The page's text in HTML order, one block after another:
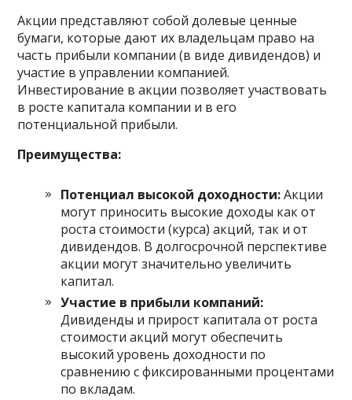
Акции представляют собой долевые ценные
бумаги, которые дают их владельцам право на
часть прибыли компании (в виде дивидендов) и
участие в управлении компанией.
Инвестирование в акции позволяет участвовать
в росте капитала компании и в его
потенциальной прибыли.
Преимущества:
Потенциал высокой доходности:Акции
могут приносить высокие доходы как от
роста стоимости (курса) акций, так и от
дивидендов. В долгосрочной перспективе
акции могут значительно увеличить
капитал.
Участие в прибыли компаний:
Дивиденды и прирост капитала от роста
стоимости акций могут обеспечить
высокий уровень доходности по
сравнению с фиксированными процентами
по вкладам.